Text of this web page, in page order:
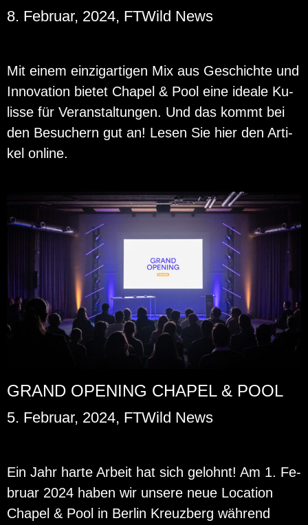
8. Februar, 2024, FTWild News
Mit einem ein­zig­ar­ti­gen Mix aus Ge­schich­te und
In­no­va­ti­on bie­tet Cha­pel & Pool eine idea­le Ku­
lis­se für Ver­an­stal­tun­gen. Und das kommt bei
den Be­su­chern gut an! Lesen Sie hier den Ar­ti­
kel on­line.
GRAND OPENING CHAPEL & POOL
5. Februar, 2024, FTWild News
Ein Jahr harte Ar­beit hat sich ge­lohnt! Am 1. Fe­
bru­ar 2024 haben wir un­se­re neue Lo­ca­ti­on
Cha­pel & Pool in Ber­lin Kreuz­berg wäh­rend